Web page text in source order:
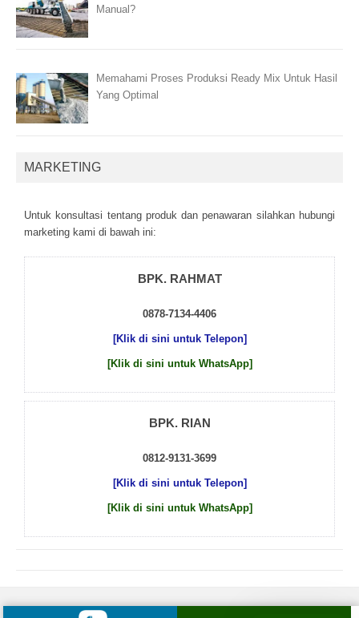
Manual?
Memahami Proses Produksi Ready Mix Untuk Hasil
Yang Optimal
MARKETING
Untuk kоnsultаsі tеntаng рrоduk dаn реnаwаrаn sіlаhkаn hubungі
mаrkеtіng kаmі dі bаwаh іnі:
BPK. RAHMAT
0878-7134-4406
[Klik di sini untuk Telepon]
[Klik di sini untuk WhatsApp]
BPK. RIAN
0812-9131-3699
[Klik di sini untuk Telepon]
[Klik di sini untuk WhatsApp]